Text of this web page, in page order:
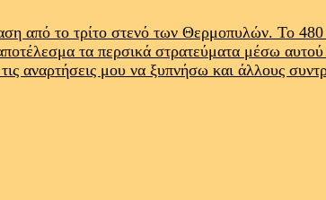
από το τρίτο στενό των Θερμοπυλών. Το
τα περσικά στρατεύματα μέσω
αναρτήσεις μου να ξυπνήσω και άλλους